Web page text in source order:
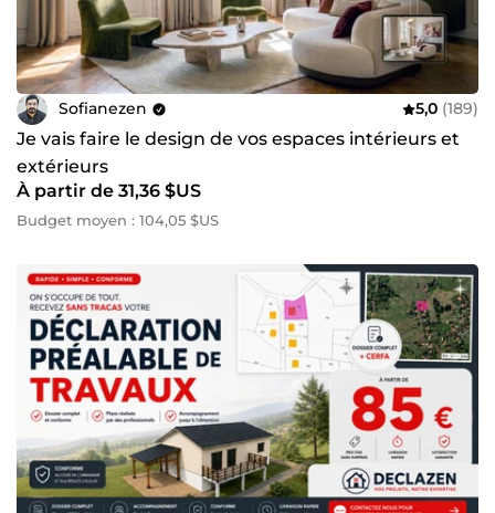
Sofianezen 5,0 (189)
Je vais faire le design de vos espaces intérieurs et
extérieurs
À partir de 31,36 $US
Budget moyen : 104,05 $US